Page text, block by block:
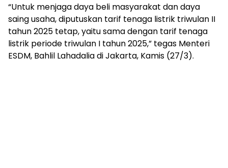
“Untuk menjaga daya beli masyarakat dan daya
saing usaha, diputuskan tarif tenaga listrik triwulan II
tahun 2025 tetap, yaitu sama dengan tarif tenaga
listrik periode triwulan I tahun 2025,” tegas Menteri
ESDM, Bahlil Lahadalia di Jakarta, Kamis (27/3).